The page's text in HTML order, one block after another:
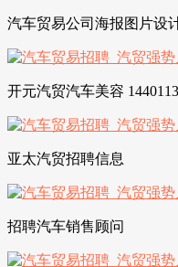
汽车贸易公司海报图片设
开元汽贸汽车美容
亚太汽贸招聘信息
招聘汽车销售顾问